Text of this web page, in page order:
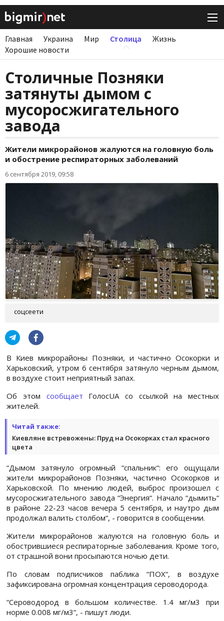
Главная Украина Мир Столица
Жизнь
Хорошие новости
Столичные Позняки
затянуты дымом с
мусоросжигательного
завода
Жители микрорайонов жалуются на головную боль
и обострение респираторных заболеваний
6 сентября 2019, 09:58
соцсеети
В Киев микрорайоны Позняки, и частично Осокорки и
Харьковский, утром 6 сентября затянуло черным дымом,
в воздухе стоит неприятный запах.
Об этом сообщает ГолосUA со ссылкой на местных
жителей.
Читай также:
Киевляне встревожены: Пруд на Осокорках стал красного
цвета
“Дымом затянуло огромный “спальник“: его ощущали
жители микрорайонов Позняки, частично Осокорков и
Харьковской. По мнению людей, выброс произошел с
мусоросжигательного завода “Энергия“. Начало “дымить“
в районе 22-23 часов вечера 5 сентября, и наутро дым
продолжал валить столбом“, - говорится в сообщении.
Жители микрорайонов жалуются на головную боль и
обострившиеся респираторные заболевания. Кроме того,
от страшной вони просыпаются ночью дети.
По словам подписчиков паблика “ПОХ“, в воздухе
зафиксирована огромная концентрация сероводорода.
“Сероводород в большом количестве. 1.4 мг/м3 при
норме 0.008 мг/м3“, - пишут люди.